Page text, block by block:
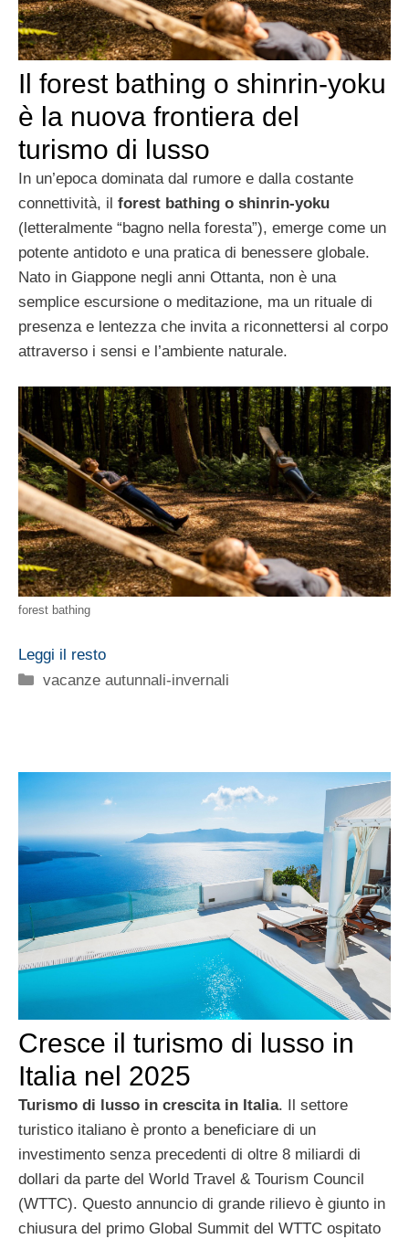
Il forest bathing o shinrin-yoku
è la nuova frontiera del
turismo di lusso
In un’epoca dominata dal rumore e dalla costante
connettività, il forest bathing o shinrin-yoku
(letteralmente “bagno nella foresta”), emerge come un
potente antidoto e una pratica di benessere globale.
Nato in Giappone negli anni Ottanta, non è una
semplice escursione o meditazione, ma un rituale di
presenza e lentezza che invita a riconnettersi al corpo
attraverso i sensi e l’ambiente naturale.
forest bathing
Leggi il resto
Categorie
vacanze autunnali-invernali
Cresce il turismo di lusso in
Italia nel 2025
Turismo di lusso in crescita in Italia. Il settore
turistico italiano è pronto a beneficiare di un
investimento senza precedenti di oltre 8 miliardi di
dollari da parte del World Travel & Tourism Council
(WTTC). Questo annuncio di grande rilievo è giunto in
chiusura del primo Global Summit del WTTC ospitato